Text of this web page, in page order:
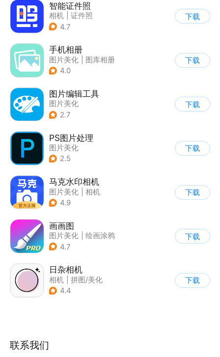
智能证件照
相机
证件照
| 图片美化
4.7
下载
手机相册
图片美化
图库相册
4.0
下载
图片编辑工具
图片美化
2.7
下载
PS图片处理
图片美化
2.5
下载
马克水印相机
图片美化
相机
4.9
下载
画画图
图片美化
绘画涂鸦
4.7
下载
日杂相机
相机
拼图/美化
| 图片美化
4.4
下载
联系我们